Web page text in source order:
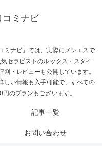
コミナビ
ミナビ」では、実際にメンエスで
セラピストのルックス・スタイ
・レビューも公開しています。
しい情報も入手可能で、すべての
のプランもございます。
記事一覧
お問い合わせ